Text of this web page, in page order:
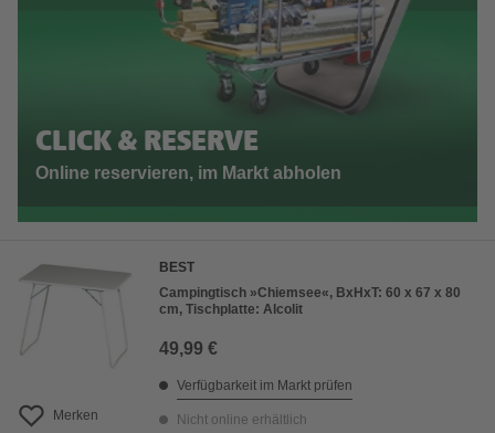
CLICK & RESERVE
Online reservieren, im Markt abholen
Merken
BEST
Campingtisch »Chiemsee«, BxHxT: 60 x 67 x 80
cm, Tischplatte: Alcolit
49,99 €
Verfügbarkeit im Markt prüfen
Nicht online erhältlich